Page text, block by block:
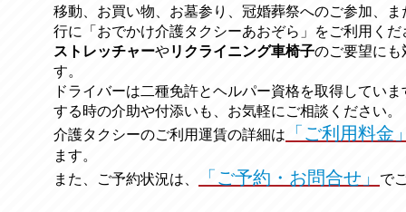
移動、お買い物、お墓参り、冠婚葬祭へのご参加、ま
行に「おでかけ介護タクシーあおぞら」をご利用くだ
ストレッチャー​やリクライニング車椅子のご要望にも
す。
ドライバーは二種免許とヘルパー資格を取得してい
する時の介助や付添いも、お気軽にご相談ください
介護タクシーのご利用運賃の詳細は 「ご利用料金
ます。
また、ご予約状況は、
「ご予約・お問合せ」 で